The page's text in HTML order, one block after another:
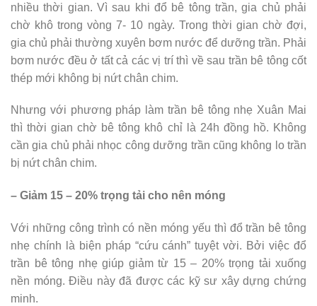
nhiều thời gian. Vì sau khi đổ bê tông trần, gia chủ phải
chờ khô trong vòng 7- 10 ngày. Trong thời gian chờ đợi,
gia chủ phải thường xuyên bơm nước để dưỡng trần. Phải
bơm nước đều ở tất cả các vị trí thì về sau trần bê tông cốt
thép mới không bị nứt chân chim.
Nhưng với phương pháp làm trần bê tông nhẹ Xuân Mai
thì thời gian chờ bê tông khô chỉ là 24h đồng hồ. Không
cần gia chủ phải nhọc công dưỡng trần cũng không lo trần
bị nứt chân chim.
– Giảm 15 – 20% trọng tải cho nên móng
Với những công trình có nền móng yếu thì đổ trần bê tông
nhẹ chính là biện pháp “cứu cánh” tuyệt vời. Bởi việc đổ
trần bê tông nhẹ giúp giảm từ 15 – 20% trọng tải xuống
nền móng. Điều này đã được các kỹ sư xây dựng chứng
minh.